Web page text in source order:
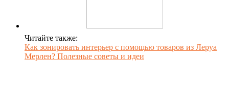
Читайте также:
Как зонировать интерьер с помощью товаров из Леруа
Мерлен? Полезные советы и идеи